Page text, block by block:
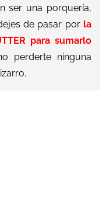
ser una porquería,
de pasar por la
para sumarlo
perderte ninguna